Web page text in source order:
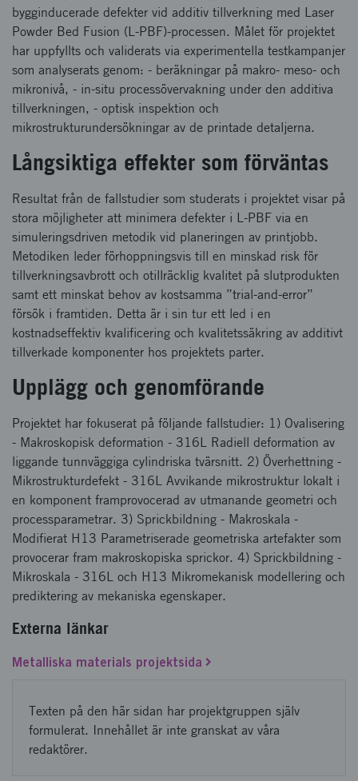
bygginducerade defekter vid additiv tillverkning med Laser
Powder Bed Fusion (L-PBF)-processen. Målet för projektet
har uppfyllts och validerats via experimentella testkampanjer
som analyserats genom: - beräkningar på makro- meso- och
mikronivå, - in-situ processövervakning under den additiva
tillverkningen, - optisk inspektion och
mikrostrukturundersökningar av de printade detaljerna.
Långsiktiga effekter som förväntas
Resultat från de fallstudier som studerats i projektet visar på
stora möjligheter att minimera defekter i L-PBF via en
simuleringsdriven metodik vid planeringen av printjobb.
Metodiken leder förhoppningsvis till en minskad risk för
tillverkningsavbrott och otillräcklig kvalitet på slutprodukten
samt ett minskat behov av kostsamma ”trial-and-error”
försök i framtiden. Detta är i sin tur ett led i en
kostnadseffektiv kvalificering och kvalitetssäkring av additivt
tillverkade komponenter hos projektets parter.
Upplägg och genomförande
Projektet har fokuserat på följande fallstudier: 1) Ovalisering
- Makroskopisk deformation - 316L Radiell deformation av
liggande tunnväggiga cylindriska tvärsnitt. 2) Överhettning -
Mikrostrukturdefekt - 316L Avvikande mikrostruktur lokalt i
en komponent framprovocerad av utmanande geometri och
processparametrar. 3) Sprickbildning - Makroskala -
Modifierat H13 Parametriserade geometriska artefakter som
provocerar fram makroskopiska sprickor. 4) Sprickbildning -
Mikroskala - 316L och H13 Mikromekanisk modellering och
prediktering av mekaniska egenskaper.
Externa länkar
Metalliska materials projektsida
Texten på den här sidan har projektgruppen själv
formulerat. Innehållet är inte granskat av våra
redaktörer.